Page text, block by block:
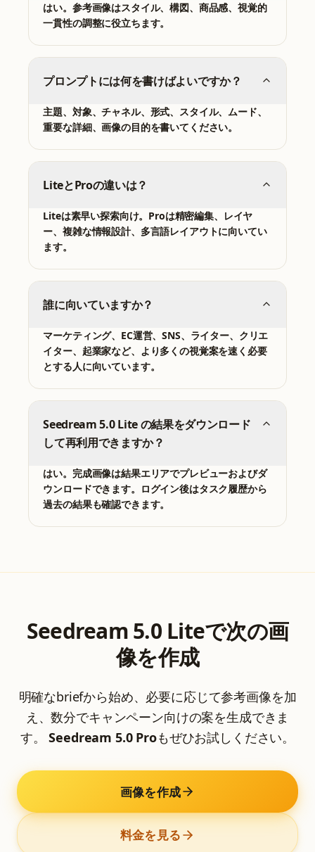
はい。参考画像はスタイル、構図、商品感、視覚的
一貫性の調整に役立ちます。
プロンプトには何を書けばよいですか？
主題、対象、チャネル、形式、スタイル、ムード、
重要な詳細、画像の目的を書いてください。
LiteとProの違いは？
Liteは素早い探索向け。Proは精密編集、レイヤ
ー、複雑な情報設計、多言語レイアウトに向いてい
ます。
誰に向いていますか？
マーケティング、EC運営、SNS、ライター、クリエ
イター、起業家など、より多くの視覚案を速く必要
とする人に向いています。
Seedream 5.0 Lite の結果をダウンロード
して再利用できますか？
はい。完成画像は結果エリアでプレビューおよびダ
ウンロードできます。ログイン後はタスク履歴から
過去の結果も確認できます。
Seedream 5.0 Liteで次の画
像を作成
明確なbriefから始め、必要に応じて参考画像を加
え、数分でキャンペーン向けの案を生成できま
す。
Seedream 5.0 Proもぜひお試しください。
画像を作成
料金を見る